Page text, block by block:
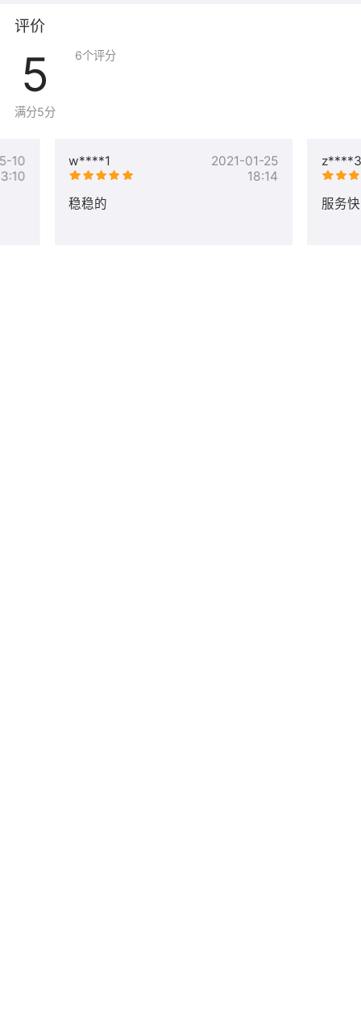
试用
选择“按量”），试用完成后释放服务器即停止计费
使用指南
镜像安装到云服务器后，通过本地电脑的
工具，
评价
5
满分5分
6个评分
w****1
2021-01-25
18:14
稳稳的
z****3
服务
10